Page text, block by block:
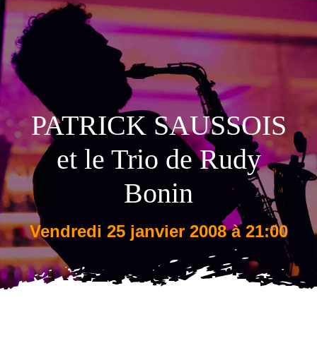
Les concerts
Photos
Tarifs
PATRICK SAUSSOIS
et le Trio de Rudy
Bonin
vendredi 25 janvier 2008 à 21:00